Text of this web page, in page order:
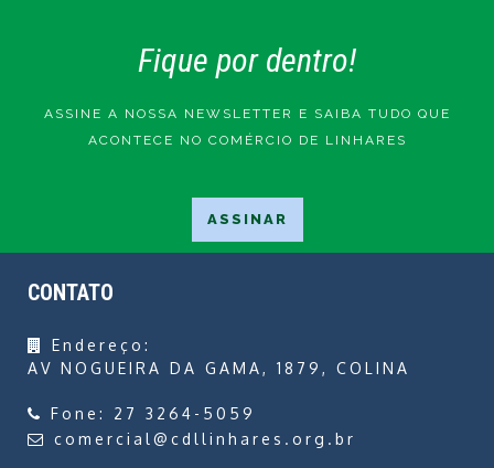
Fique por dentro!
ASSINE A NOSSA NEWSLETTER E SAIBA TUDO QUE
ACONTECE NO COMÉRCIO DE LINHARES
CONTATO
Endereço:
AV NOGUEIRA DA GAMA, 1879, COLINA
Fone: 27 3264-5059
comercial@cdllinhares.org.br